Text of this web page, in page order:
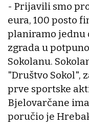
- Prijavili smo
eura, 100 posto
planiramo jednu
zgrada u
Sokolanu.
"Društvo Sokol",
prve sportske
Bjelovarčane
poručio je